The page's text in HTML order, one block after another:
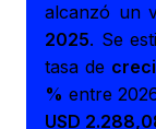
alcanzó un
2025. Se
tasa de
% entre
USD